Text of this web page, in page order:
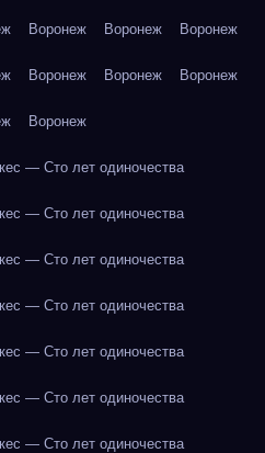
Воронеж Воронеж Воронеж
Воронеж Воронеж Воронеж
Воронеж
— Сто лет одиночества
— Сто лет одиночества
— Сто лет одиночества
— Сто лет одиночества
— Сто лет одиночества
— Сто лет одиночества
— Сто лет одиночества